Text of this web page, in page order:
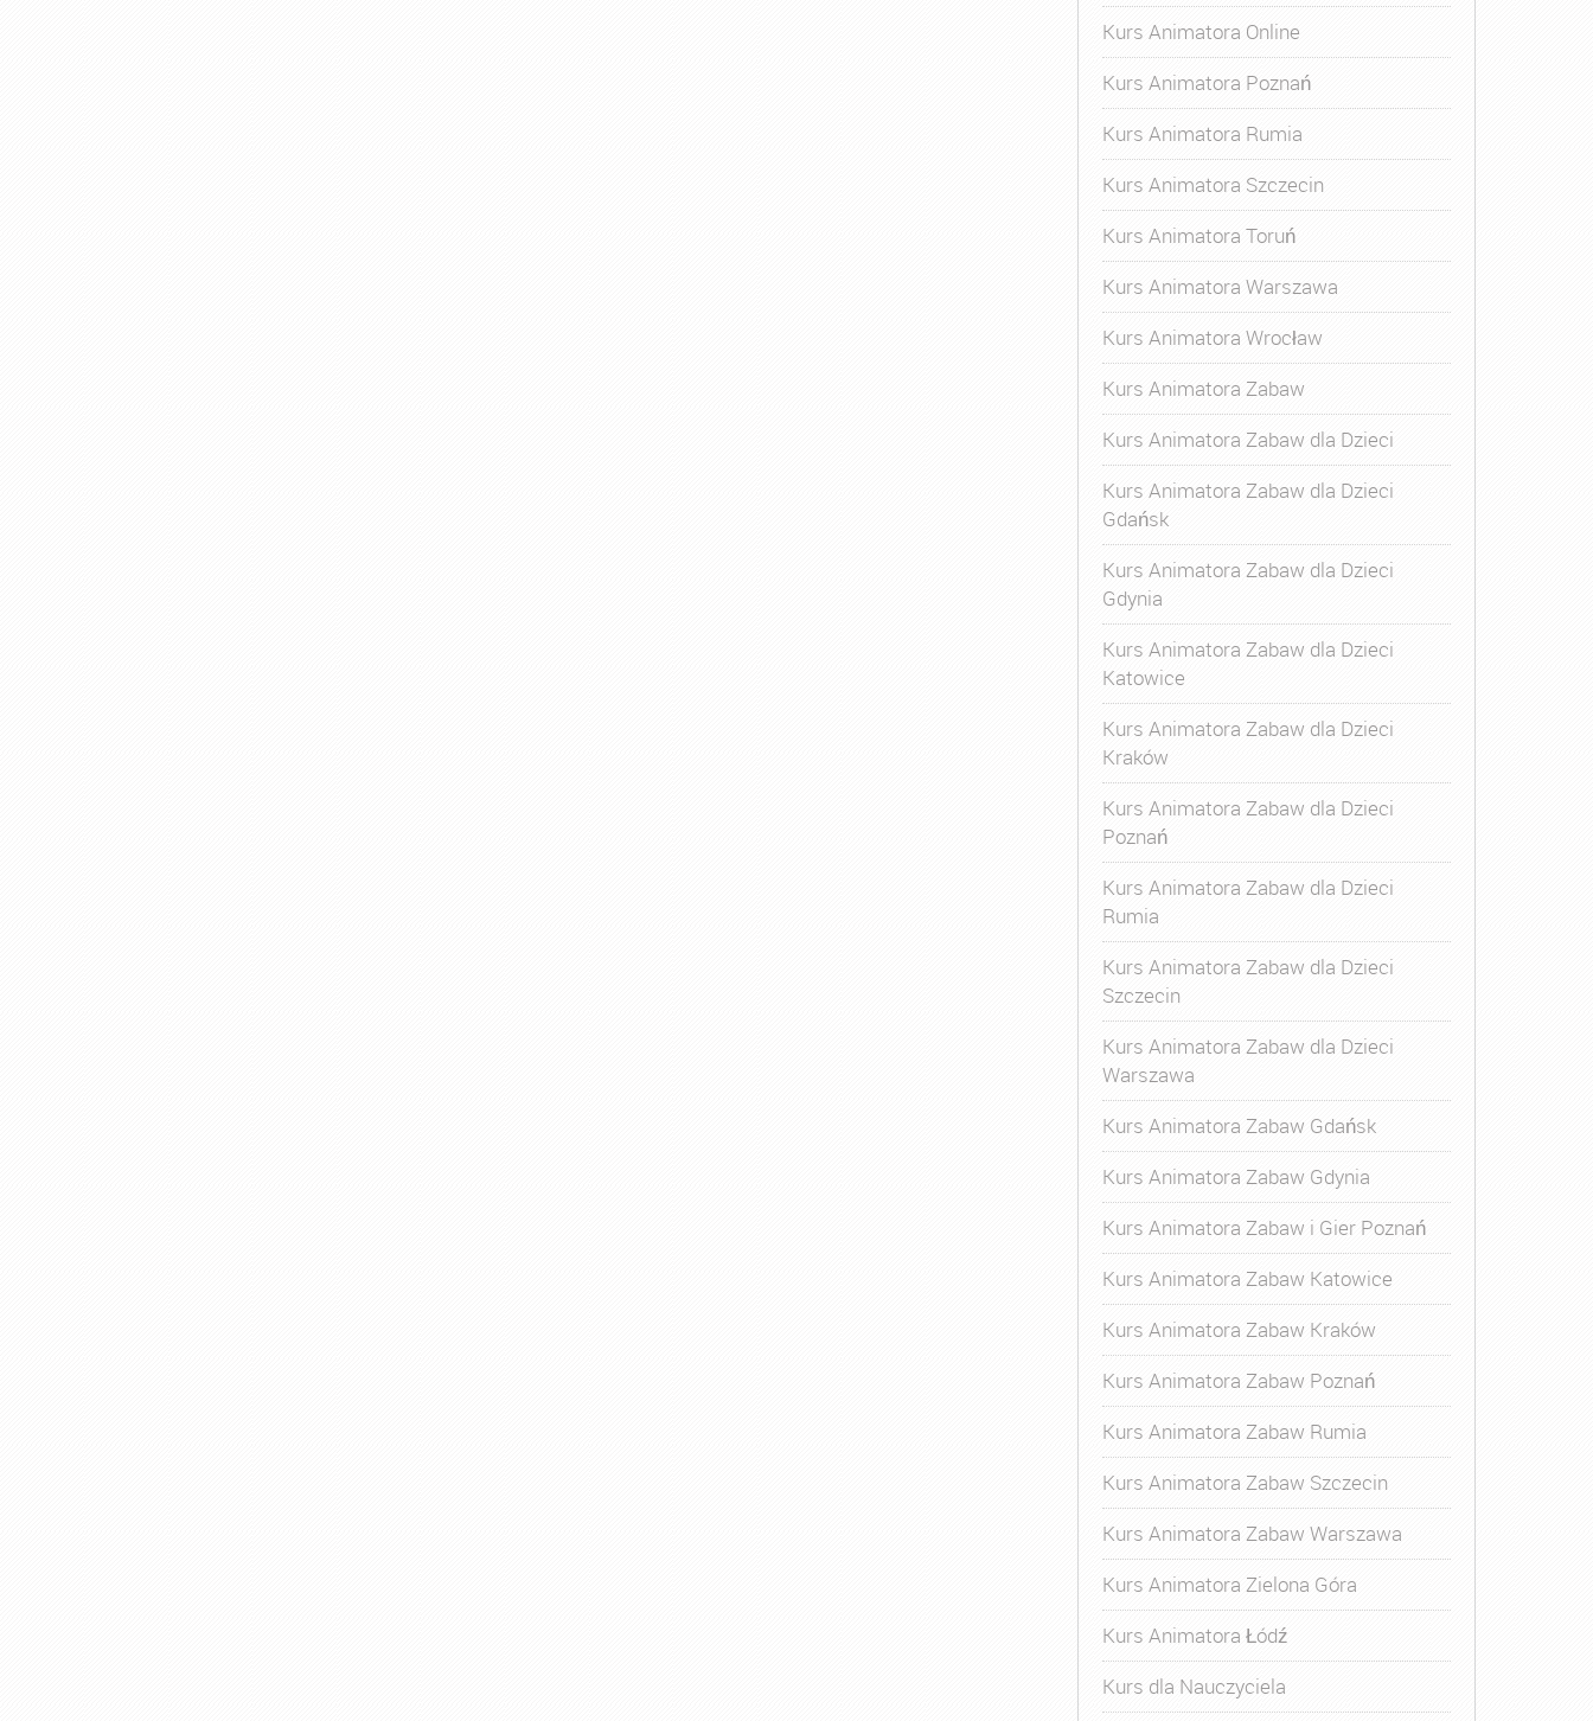
Kurs Animatora Online
Kurs Animatora Poznań
Kurs Animatora Rumia
Kurs Animatora Szczecin
Kurs Animatora Toruń
Kurs Animatora Warszawa
Kurs Animatora Wrocław
Kurs Animatora Zabaw
Kurs Animatora Zabaw dla Dzieci
Kurs Animatora Zabaw dla Dzieci
Gdańsk
Kurs Animatora Zabaw dla Dzieci
Gdynia
Kurs Animatora Zabaw dla Dzieci
Katowice
Kurs Animatora Zabaw dla Dzieci
Kraków
Kurs Animatora Zabaw dla Dzieci
Poznań
Kurs Animatora Zabaw dla Dzieci
Rumia
Kurs Animatora Zabaw dla Dzieci
Szczecin
Kurs Animatora Zabaw dla Dzieci
Warszawa
Kurs Animatora Zabaw Gdańsk
Kurs Animatora Zabaw Gdynia
Kurs Animatora Zabaw i Gier Poznań
Kurs Animatora Zabaw Katowice
Kurs Animatora Zabaw Kraków
Kurs Animatora Zabaw Poznań
Kurs Animatora Zabaw Rumia
Kurs Animatora Zabaw Szczecin
Kurs Animatora Zabaw Warszawa
Kurs Animatora Zielona Góra
Kurs Animatora Łódź
Kurs dla Nauczyciela